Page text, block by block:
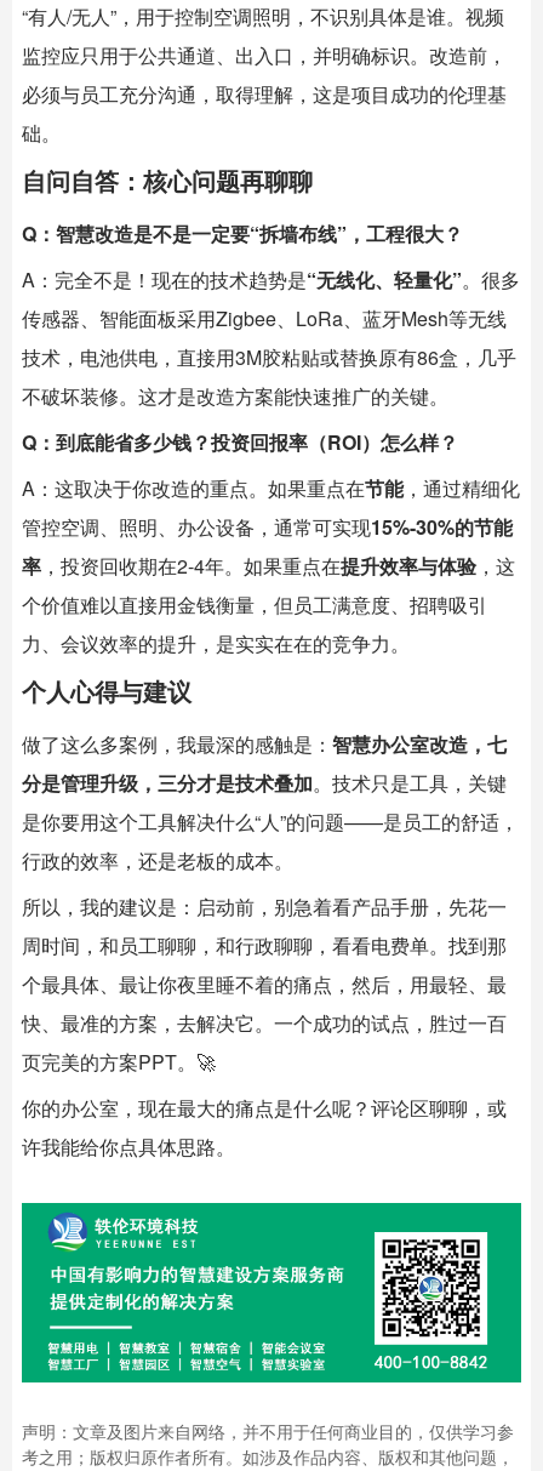
“有人/无人”，用于控制空调照明，不识别具体是谁。视频
监控应只用于公共通道、出入口，并明确标识。改造前，
必须与员工充分沟通，取得理解，这是项目成功的伦理基
础。
自问自答：核心问题再聊聊
Q：智慧改造是不是一定要“拆墙布线”，工程很大？
A：完全不是！现在的技术趋势是“无线化、轻量化”。很多
传感器、智能面板采用Zigbee、LoRa、蓝牙Mesh等无线
技术，电池供电，直接用3M胶粘贴或替换原有86盒，几乎
不破坏装修。这才是改造方案能快速推广的关键。
Q：到底能省多少钱？投资回报率（ROI）怎么样？
A：这取决于你改造的重点。如果重点在节能，通过精细化
管控空调、照明、办公设备，通常可实现15%-30%的节能
率 ，投资回收期在2-4年。如果重点在提升效率与体验 ，这
个价值难以直接用金钱衡量，但员工满意度、招聘吸引
力、会议效率的提升，是实实在在的竞争力。
个人心得与建议
做了这么多案例，我最深的感触是： 智慧办公室改造，七
分是管理升级，三分才是技术叠加。技术只是工具，关键
是你要用这个工具解决什么“人”的问题——是员工的舒适，
行政的效率，还是老板的成本。
所以，我的建议是：启动前，别急着看产品手册，先花一
周时间，和员工聊聊，和行政聊聊，看看电费单。找到那
个最具体、最让你夜里睡不着的痛点，然后，用最轻、最
快、最准的方案，去解决它。一个成功的试点，胜过一百
页完美的方案PPT。🚀
你的办公室，现在最大的痛点是什么呢？评论区聊聊，或
许我能给你点具体思路。
声明：文章及图片来自网络，并不用于任何商业目的，仅供学习参
考之用；版权归原作者所有。如涉及作品内容、版权和其他问题，